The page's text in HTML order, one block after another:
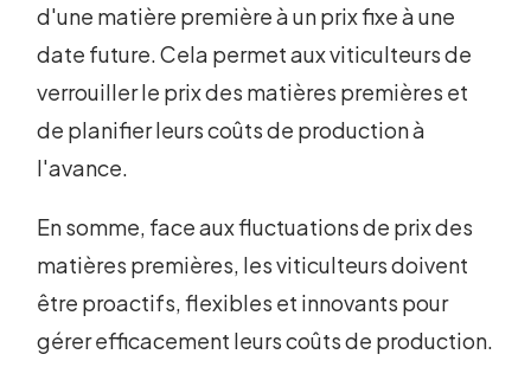
d'une matière première à un prix fixe à une
date future. Cela permet aux viticulteurs de
verrouiller le prix des matières premières et
de planifier leurs coûts de production à
l'avance.
En somme, face aux fluctuations de prix des
matières premières, les viticulteurs doivent
être proactifs, flexibles et innovants pour
gérer efficacement leurs coûts de production.